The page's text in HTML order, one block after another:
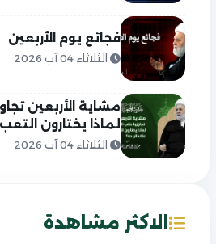
فجائع يوم الأربعين
الثلاثاء 04 آب 2026
مشاية الأربعين
لماذا يختارون
الثلاثاء 04 آب 2026
الاكثر مشاهدة